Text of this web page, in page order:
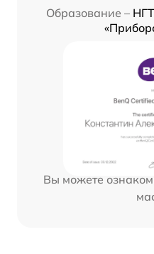
Образование –
Вы можете